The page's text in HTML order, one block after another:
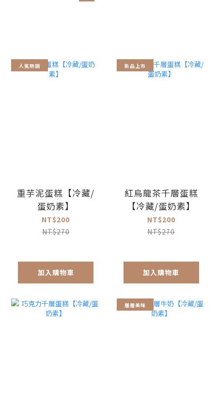
人氣熱銷
重芋泥蛋糕【冷藏/
蛋奶素】
NT$200
NT$270
加入購物車
新品上市
紅烏龍茶千層蛋糕
【冷藏/蛋奶素】
NT$200
NT$270
加入購物車
層層美味